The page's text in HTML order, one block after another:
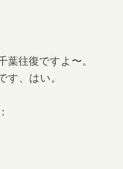
葉往復ですよ〜。
す、はい。